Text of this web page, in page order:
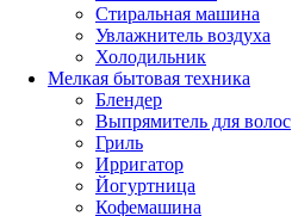
Стиральная машина
Увлажнитель воздуха
Холодильник
Мелкая бытовая техника
Блендер
Выпрямитель для волос
Гриль
Ирригатор
Йогуртница
Кофемашина